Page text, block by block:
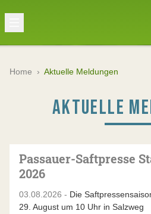
Home › Aktuelle Meldungen
AKTUELLE
Passauer-Saftpresse
2026
03.08.2026 - Die
29. August um 10 Uhr in Salzweg